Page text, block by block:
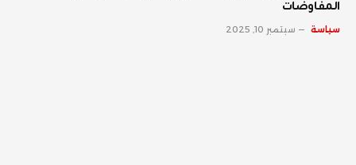
المفاوضات
سياسة سبتمبر 10, 2025